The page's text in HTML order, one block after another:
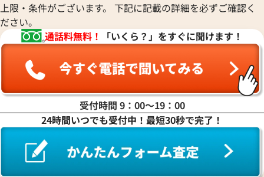
マ行
ヤ行
ワ行
上限・条件がございます。 下記に記載の詳細を必ずご確認く
ださい。
通話料無料！
「いくら？」をすぐに聞けます！
受付時間 9：00〜19：00
24時間いつでも受付中！最短30秒で完了！